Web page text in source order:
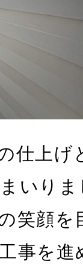
仕上げ
いり
笑顔を
事を進